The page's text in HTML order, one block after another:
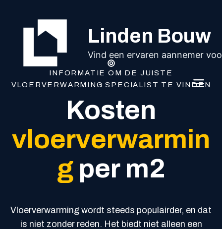
Linden Bouw
Vind een ervaren aannemer
INFORMATIE OM DE JUISTE
VLOERVERWARMING SPECIALIST TE VINDEN
Kosten
vloerverwarmin
gper m2
Vloerverwarming wordt steeds populairder, en dat
is niet zonder reden. Het biedt niet alleen een